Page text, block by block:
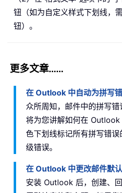
钮（如为自定义样式下划线，
钮）。
更多文章……
在 Outlook 中自动为拼写
众所周知，邮件中的拼写
将为您讲解如何在
色下划线标记所有拼写错
级错误。
在 Outlook 中更改邮件默
安装 Outlook 后，创建、